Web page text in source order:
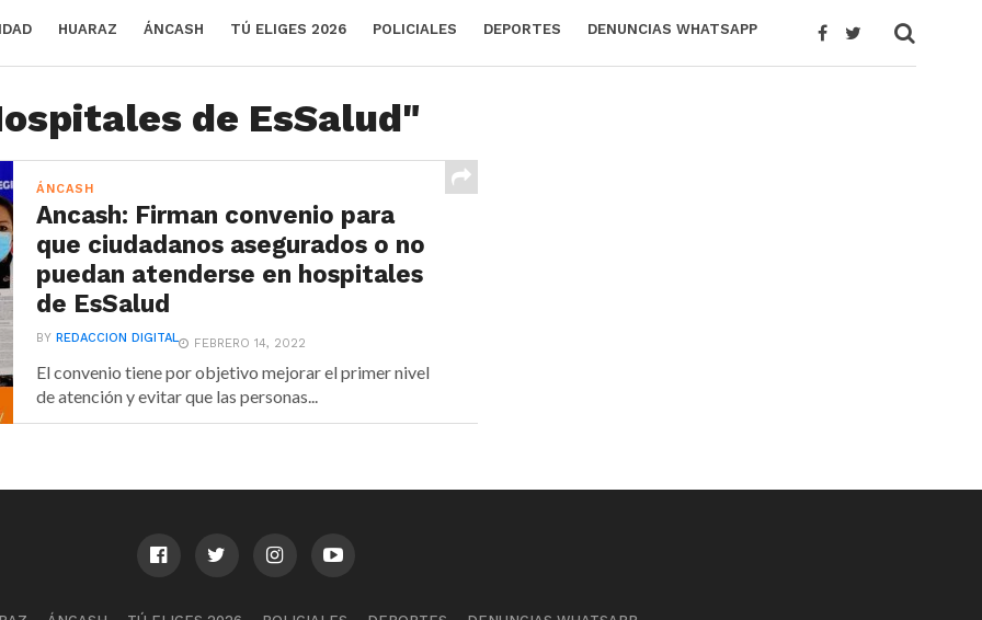
HUARAZ ÁNCASH TÚ ELIGES 2026 POLICIALES DEPORTES DENUNCIAS WHATSAPP
de EsSalud"
ÁNCASH
Ancash: Firman convenio para
que ciudadanos asegurados o no
puedan atenderse en hospitales
de EsSalud
BYREDACCION DIGITAL FEBRERO 14, 2022
El convenio tiene por objetivo mejorar el primer nivel
de atención y evitar que las personas...